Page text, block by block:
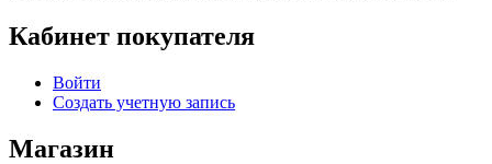
Кабинет покупателя
Войти
Создать учетную запись
Магазин